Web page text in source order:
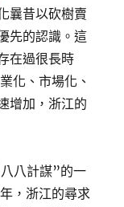
曩昔以砍樹賣
先的認識。這
在過很長時
化、市場化、
增加，浙江的
八計謀”的一
，浙江的尋求